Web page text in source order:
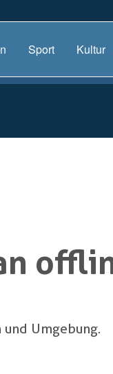
Sport Kultur
Umgebung.